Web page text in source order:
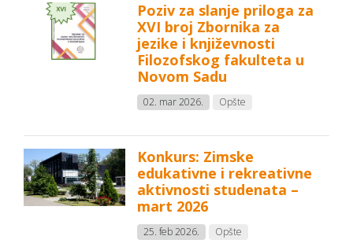
Poziv za slanje priloga za
XVI broj Zbornika za
jezike i književnosti
Filozofskog fakulteta u
Novom Sadu
02. mar 2026. Opšte
Konkurs: Zimske
edukativne i rekreativne
aktivnosti studenata –
mart 2026
25. feb 2026. Opšte